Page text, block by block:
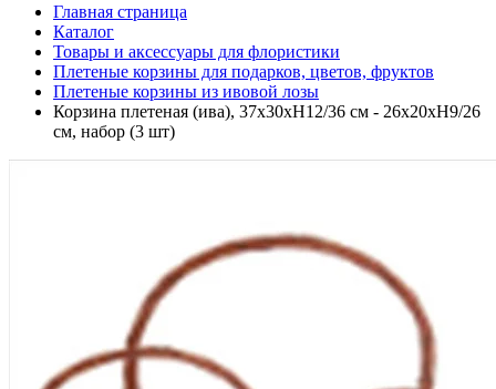
Главная страница
Каталог
Товары и аксессуары для флористики
Плетеные корзины для подарков, цветов, фруктов
Плетеные корзины из ивовой лозы
Корзина плетеная (ива), 37x30xH12/36 см - 26x20xH9/26
см, набор (3 шт)